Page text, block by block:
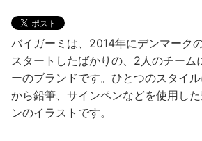
バイガーミは、2014年にデンマーク
スタートしたばかりの、2人のチーム
ーのブランドです。ひとつのスタイ
から鉛筆、サインペンなどを使用し
ンのイラストです。